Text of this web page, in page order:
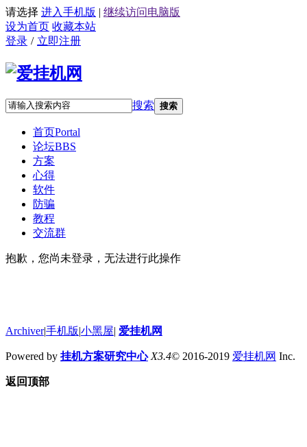
请选择 进入手机版 | 继续访问电脑版
设为首页 收藏本站
登录 / 立即注册
搜索 搜索
首页Portal
论坛BBS
方案
心得
软件
防骗
教程
交流群
抱歉，您尚未登录，无法进行此操作
Archiver|手机版|小黑屋| 爱挂机网
Powered by 挂机方案研究中心 X3.4© 2016-2019 爱挂机网 Inc.
返回顶部